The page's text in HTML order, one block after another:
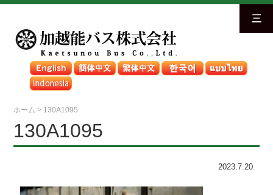
三
ホーム > 130A1095
130A1095
2023.7.20